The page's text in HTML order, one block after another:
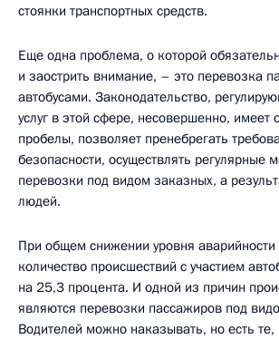
стоянки транспортных средств.
Еще одна проблема, о которой
и заострить внимание, – это перевозка
автобусами. Законодательство,
услуг в этой сфере, несовершенно, имеет
пробелы, позволяет пренебрегать
безопасности, осуществлять регулярные
перевозки под видом заказных, а
людей.
При общем снижении уровня аварийности
количество происшествий с участием
на 25,3 процента. И одной из причин
являются перевозки пассажиров под
Водителей можно наказывать, но есть те,